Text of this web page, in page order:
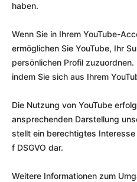
haben.
Wenn Sie in Ihrem YouTube-
ermöglichen Sie YouTube, Ihr
persönlichen Profil
indem Sie sich aus Ihrem
Die Nutzung von YouTube
ansprechenden Darstellung
stellt ein berechtigtes
f DSGVO dar.
Weitere Informationen zum